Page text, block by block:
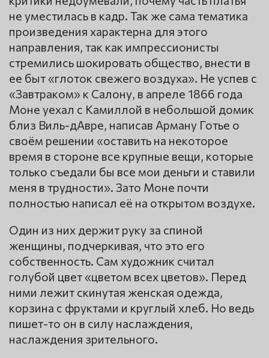
не уместилась в кадр. Так же сама тематика
произведения характерна для этого
направления, так как импрессионисты
стремились шокировать общество, внести в
ее быт «глоток свежего воздуха». Не успев с
«Завтраком» к Салону, в апреле 1866 года
Моне уехал с Камиллой в небольшой домик
близ Виль-дАвре, написав Арману Готье о
своём решении «оставить на некоторое
время в стороне все крупные вещи, которые
только съедали бы все мои деньги и ставили
меня в трудности». Зато Моне почти
полностью написал её на открытом воздухе.
Один из них держит руку за спиной
женщины, подчеркивая, что это его
собственность. Сам художник считал
голубой цвет «цветом всех цветов». Перед
ними лежит скинутая женская одежда,
корзина с фруктами и круглый хлеб. Но ведь
пишет-то он в силу наслаждения,
наслаждения зрительного.